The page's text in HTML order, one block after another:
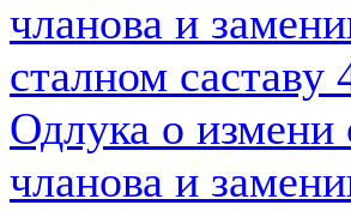
чланова и
сталном саставу
Одлука о
чланова и